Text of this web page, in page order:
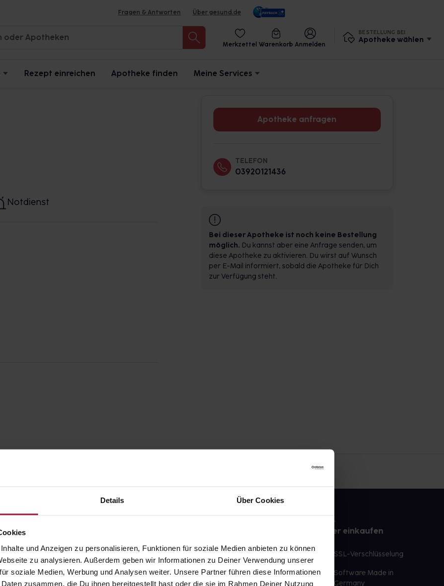
Details Über Cookies
und Anzeigen zu personalisieren, Funktionen für soziale Medien anbieten zu können
zu analysieren. Außerdem geben wir Informationen zu Deiner Verwendung unserer
soziale Medien, Werbung und Analysen weiter. Unsere Partner führen diese Informationen
zusammen, die Du ihnen bereitgestellt hast oder die sie im Rahmen Deiner Nutzung
Fragen & Antworten Über gesund.de
Merkzettel Warenkorb Anmelden
BESTELLUNG BEI
Apotheke wählen
Rezept einreichen Apotheke finden Meine Services
Notdienst
Apotheke anfragen
TELEFON
03920121436
Bei dieser Apotheke ist noch keine Bestellung
möglich. Du kannst aber eine Anfrage senden, um
diese Apotheke zu aktivieren. Du wirst auf Wunsch
per E-Mail informiert, sobald die Apotheke für Dich
zur Verfügung steht.
Über uns
Karriere
Ausgewählte Wunschprodukte
sofort abholbereit
Lieferung für sofort verfügbare
Sicher einkaufen
SSL-Verschlüsselung
Software Made in
Germany